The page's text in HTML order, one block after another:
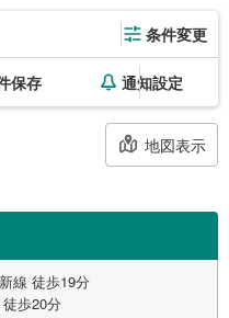
条件変更
保存 通知設定
地図表示
線 徒歩19分
歩20分